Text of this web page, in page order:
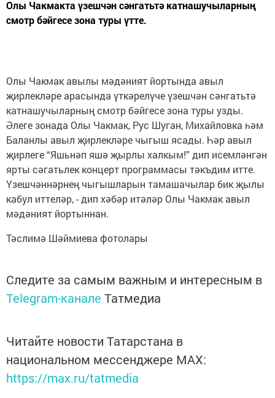
Олы Чакмакта үзешчән сәнгатьтә катнашучыларның
смотр бәйгесе зона туры үтте.
Олы Чакмак авылы мәдәният йортында авыл
җирлекләре арасында үткәрелүче үзешчән сәнгатьтә
катнашучыларның смотр бәйгесе зона туры узды.
Әлеге зонада Олы Чакмак, Рус Шуган, Михайловка һәм
Баланлы авыл җирлекләре чыгыш ясады. Һәр авыл
җирлеге “Яшьнәп яшә җырлы халкым!” дип исемләнгән
ярты сәгатьлек концерт программасы тәкъдим итте.
Үзешчәннәрнең чыгышларын тамашачылар бик җылы
кабул иттеләр, - дип хәбәр итәләр Олы Чакмак авыл
мәдәният йортыннан.
Тәслимә Шәймиева фотолары
Следите за самым важным и интересным в
Telegram-канале Татмедиа
Читайте новости Татарстана в
национальном мессенджере MАХ:
https://max.ru/tatmedia